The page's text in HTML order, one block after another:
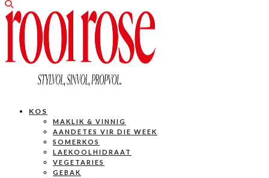
KOS
MAKLIK & VINNIG
AANDETES VIR DIE WEEK
SOMERKOS
LAEKOOLHIDRAAT
VEGETARIES
GEBAK